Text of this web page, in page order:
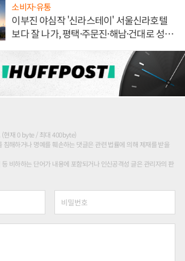
소비자·유통
이부진 야심작 '신라스테이' 서울신라호텔
보다 잘 나가, 평택·주문진·해남·건대로 성
(현재 0 byte / 최대 400byte)
침해하거나 명예를 훼손하는 댓글은 관련 법률에 의해 제재를 받을
비하하는 단어가 내용에 포함되거나 인신공격성 글은 관리자의 판